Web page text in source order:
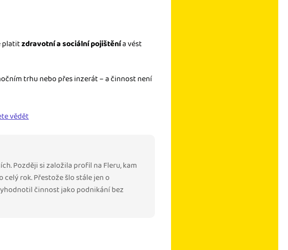
platitzdravotní a sociální pojištěnía vést
trhu nebo přes inzerát – a činnost není
vědět
Později si založila profil na Fleru, kam
rok. Přestože šlo stále jen o
činnost jako podnikání bez